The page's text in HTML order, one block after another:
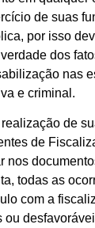
de suas
por isso
dos
nas
e criminal.
de
de
nos
todas as
com a
ou